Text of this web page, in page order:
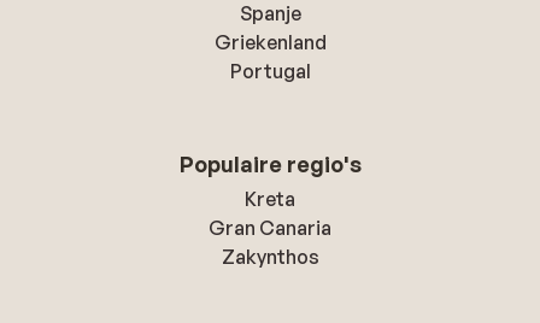
Spanje
Griekenland
Portugal
Populaire regio's
Kreta
Gran Canaria
Zakynthos